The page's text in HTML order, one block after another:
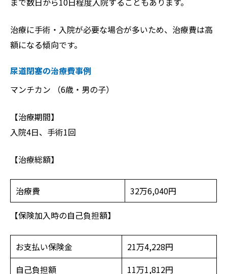
治療に手術・入院が必要な場合が多いため、治療費は高
額になる傾向です。
尿道閉塞の治療費事例
マンチカン （6歳・男の子）
【治療期間】
入院4日、手術1回
【治療総額】
治療費
32万6,040円
【保険加入時の自己負担額】
お支払い保険金
21万4,228円
自己負担額
11万1,812円